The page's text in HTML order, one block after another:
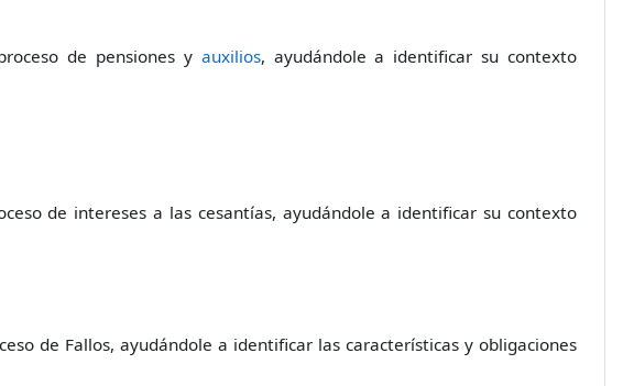
de pensiones y auxilios, ayudándole a identificar su contexto
de intereses a las cesantías, ayudándole a identificar su contexto
de Fallos, ayudándole a identificar las características y obligaciones